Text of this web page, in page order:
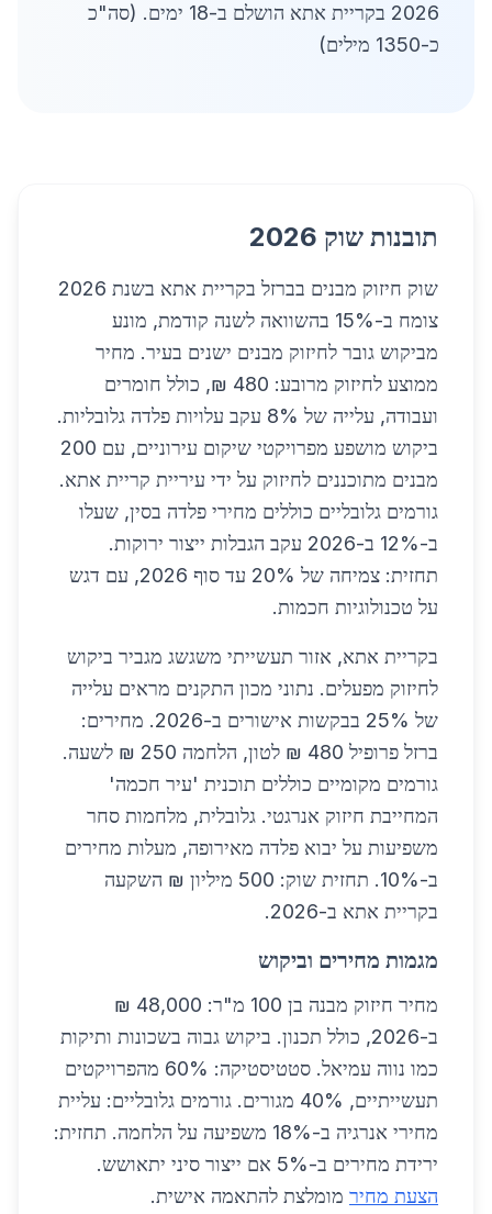
2026 בקריית אתא הושלם ב-18 ימים. (סה"כ
כ-1350 מילים)
תובנות שוק 2026
שוק חיזוק מבנים בברזל בקריית אתא בשנת 2026
צומח ב-15% בהשוואה לשנה קודמת, מונע
מביקוש גובר לחיזוק מבנים ישנים בעיר. מחיר
ממוצע לחיזוק מרובע: 480 ₪, כולל חומרים
ועבודה, עלייה של 8% עקב עלויות פלדה גלובליות.
ביקוש מושפע מפרויקטי שיקום עירוניים, עם 200
מבנים מתוכננים לחיזוק על ידי עיריית קריית אתא.
גורמים גלובליים כוללים מחירי פלדה בסין, שעלו
ב-12% ב-2026 עקב הגבלות ייצור ירוקות.
תחזית: צמיחה של 20% עד סוף 2026, עם דגש
על טכנולוגיות חכמות.
בקריית אתא, אזור תעשייתי משגשג מגביר ביקוש
לחיזוק מפעלים. נתוני מכון התקנים מראים עלייה
של 25% בבקשות אישורים ב-2026. מחירים:
ברזל פרופיל 480 ₪ לטון, הלחמה 250 ₪ לשעה.
גורמים מקומיים כוללים תוכנית 'עיר חכמה'
המחייבת חיזוק אנרגטי. גלובלית, מלחמות סחר
משפיעות על יבוא פלדה מאירופה, מעלות מחירים
ב-10%. תחזית שוק: 500 מיליון ₪ השקעה
בקריית אתא ב-2026.
מגמות מחירים וביקוש
מחיר חיזוק מבנה בן 100 מ"ר: 48,000 ₪
ב-2026, כולל תכנון. ביקוש גבוה בשכונות ותיקות
כמו נווה עמיאל. סטטיסטיקה: 60% מהפרויקטים
תעשייתיים, 40% מגורים. גורמים גלובליים: עליית
מחירי אנרגיה ב-18% משפיעה על הלחמה. תחזית:
ירידת מחירים ב-5% אם ייצור סיני יתאושש.
הצעת מחיר מומלצת להתאמה אישית.